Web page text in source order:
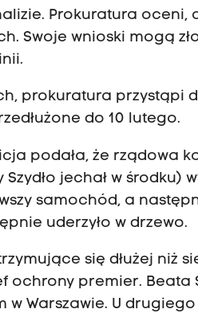
Prokuratura oceni,
Swoje wnioski mogą
prokuratura przystąpi
do 10 lutego.
podała, że rządowa
jechał w środku)
samochód, a
uderzyło w drzewo.
się dłużej niż
ochrony premier. Beata
w Warszawie. U